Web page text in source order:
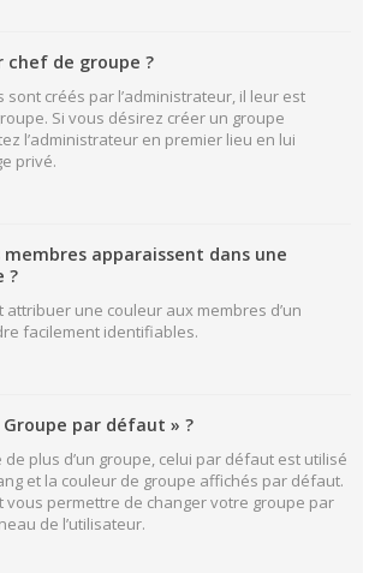
chef de groupe ?
sont créés par l’administrateur, il leur est
Si vous désirez créer un groupe
l’administrateur en premier lieu en lui
privé.
apparaissent dans une
?
attribuer une couleur aux membres d’un
facilement identifiables.
Groupe par défaut » ?
plus d’un groupe, celui par défaut est utilisé
et la couleur de groupe affichés par défaut.
vous permettre de changer votre groupe par
de l’utilisateur.